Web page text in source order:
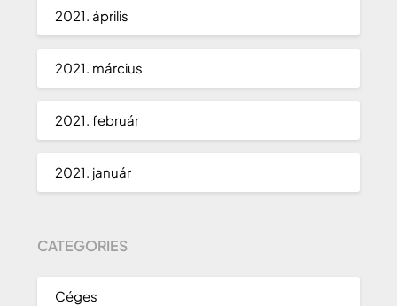
2021. április
2021. március
2021. február
2021. január
CATEGORIES
Céges